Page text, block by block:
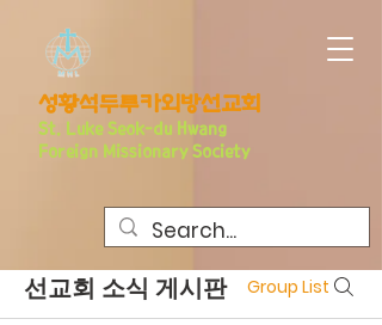
​성황석두루카외방선교회
St. Luke Seo k-du Hwang
Foreign Missionary Society
선교회 소식 게시판 Group List